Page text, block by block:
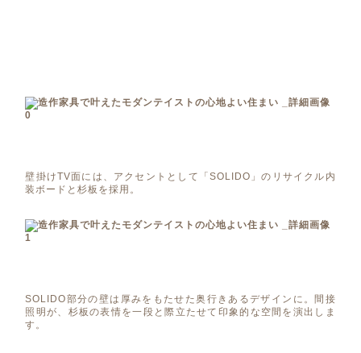
壁掛けTV面には、アクセントとして「SOLIDO」のリサイクル内
装ボードと杉板を採用。
SOLIDO部分の壁は厚みをもたせた奥行きあるデザインに。間接
照明が、杉板の表情を一段と際立たせて印象的な空間を演出しま
す。